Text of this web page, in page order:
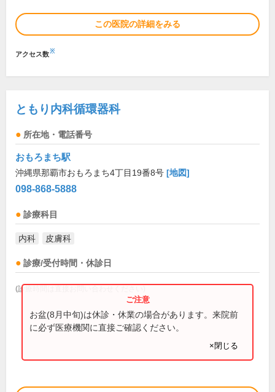
この医院の詳細をみる
アクセス数※
ともり内科循環器科
所在地・電話番号
おもろまち駅
沖縄県那覇市おもろまち4丁目19番8号 [地図]
098-868-5888
診療科目
内科 皮膚科
診療/受付時間・休診日
(診療時間は直接お問い合わせください)
お盆(8月中旬)は休診・休業の場合があります。来院前
に必ず医療機関に直接ご確認ください。
×閉じる